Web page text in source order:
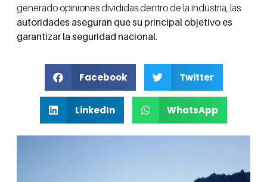
generado opiniones divididas dentro de la industria, las
autoridades aseguran que su principal objetivo es
garantizar la seguridad nacional.
Facebook Twitter
LinkedIn WhatsApp